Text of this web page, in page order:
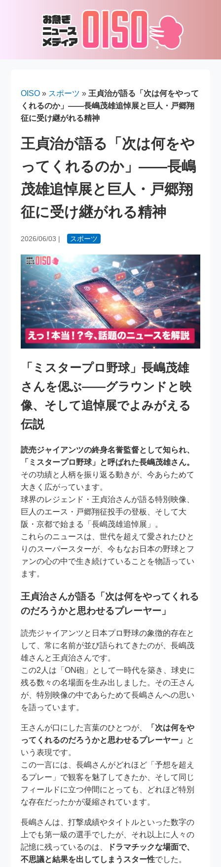
OISO » スポーツ » 王貞治が語る「次は何をやって
くれるのか」――長嶋茂雄追悼展と巨人・戸郷翔
征に受け継がれる精神
王貞治が語る「次は何をや
ってくれるのか」――長嶋
茂雄追悼展と巨人・戸郷翔
征に受け継がれる精神
2026/06/03 | スポーツ
「ミスタープロ野球」長嶋茂雄
さんを偲ぶ――グラウンドと映
像、そして追悼展でよみがえる
伝説
読売ジャイアンツの終身名誉監督として知られ、
「ミスタープロ野球」と呼ばれた長嶋茂雄さん。
その功績と人柄を振り返る動きが、今あらためて
大きく広がっています。
球界のレジェンド・王貞治さんが語る特別映像、
巨人のエース・戸郷翔征投手の登板、そして大
阪・京都で始まる「長嶋茂雄追悼展」。
これらのニュースは、世代を超えて愛されたひと
りのスーパースターが、今もなお日本の野球とフ
ァンの心の中で生き続けていることを物語ってい
ます。
王貞治さんが語る「次は何をやってくれる
のだろうかと思わせるプレーヤー」
読売ジャイアンツと日本プロ野球の象徴的存在と
して、常に名前が並び語られてきたのが、長嶋茂
雄さんと王貞治さんです。
この2人は「ON砲」として一時代を築き、球史に
残る数々の名場面を生み出しました。その王さん
が、特別映像の中であらためて長嶋さんへの思い
を語っています。
王さんが口にした言葉のひとつが、
「次は何をや
ってくれるのだろうかと思わせるプレーヤー」 と
いう表現です。
この一言には、長嶋さんがどれほど「予想を超え
るプレー」で観客を魅了してきたか、そして同じ
フィールドに立つ仲間にとっても、どれほど特別
な存在だったかが凝縮されています。
長嶋さんは、打撃成績やタイトルといった数字の
上でも第一級の選手でしたが、それ以上に人々の
記憶に残っているのは、
ドラマチックな場面で、
不思議と結果を出してしまうスター性でした。